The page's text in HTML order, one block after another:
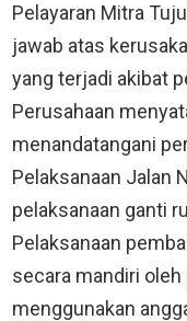
Pelayaran Mitra
jawab atas
yang terjadi akibat
Perusahaan
menandatangani
Pelaksanaan Jalan
pelaksanaan ganti
Pelaksanaan
secara mandiri oleh
menggunakan